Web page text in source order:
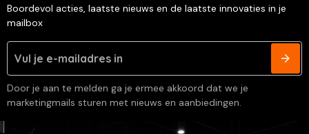
Boordevol acties, laatste nieuws en de laatste innovaties in je
mailbox
Door je aan te melden ga je ermee akkoord dat we je
marketingmails sturen met nieuws en aanbiedingen.